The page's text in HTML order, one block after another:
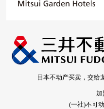
日本不动产买卖，交给
(一社)不可